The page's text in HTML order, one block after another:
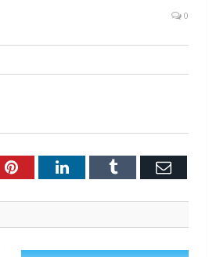
0
PinterestLinkedInTumblr Email